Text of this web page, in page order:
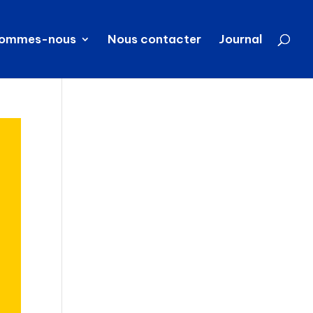
nous Nous contacter Journal